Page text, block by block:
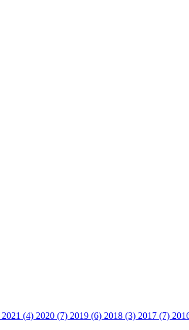
2021 (4) 2020 (7) 2019 (6) 2018 (3) 2017 (7)